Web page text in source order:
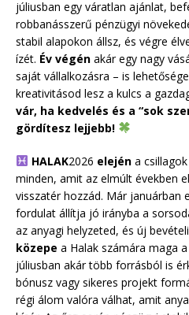
júliusban egy váratlan ajánlat,
robbanásszerű pénzügyi
stabil alapokon állsz, és végre
ízét. Év végén akár egy nagy
saját vállalkozásra – is
kreativitásod lesz a kulcs a
vár, ha kedvelés és a “sok
gördítesz lejjebb!
HALAK2026 elejéna
minden, amit az elmúlt években
visszatér hozzád. Már januárban
fordulat állítja jó irányba a
az anyagi helyzeted, és új
közepe a Halak számára maga
júliusban akár több forrásból is
bónusz vagy sikeres projekt
régi álom valóra válhat, amit